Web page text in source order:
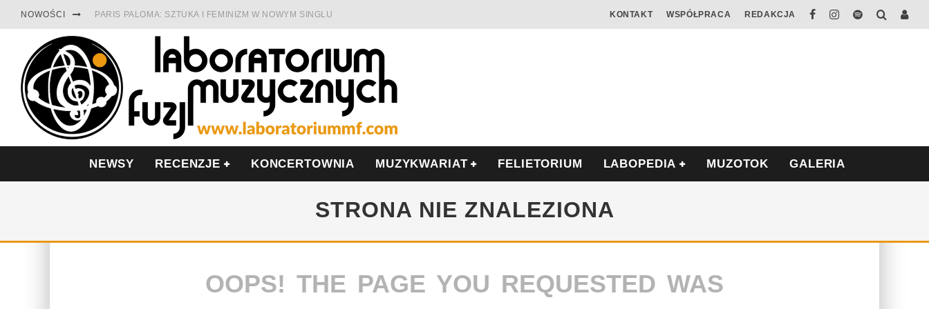
NOWOŚCI PARIS PALOMA: SZTUKA I FEMINIZM W NOWYM SINGLU
TABULA RASA Z SINGLEM DIAMENTY. SAMOTNOŚĆ I OPÓR
CINNAMON GUM MIĘDZY SOULEM A PAMIĘCIĄ
FRANCUSKI PROG METAL WEDŁUG DUALISIS
LESZEK KUŁAKOWSKI NAGRAŁ JAZZFONIĘ O POLSCE
KONTAKT WSPÓŁPRACA REDAKCJA
NEWSY RECENZJE KONCERTOWNIA MUZYKWARIAT FELIETORIUM LABOPEDIA MUZOTOK GALERIA
STRONA NIE ZNALEZIONA
OOPS! THE PAGE YOU REQUESTED WAS